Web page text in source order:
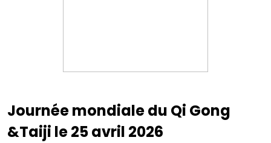
Journée mondiale du Qi Gong
&Taiji le 25 avril 2026